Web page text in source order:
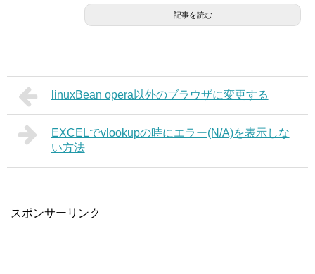
記事を読む
linuxBean opera以外のブラウザに変更する
EXCELでvlookupの時にエラー(N/A)を表示しな
い方法
スポンサーリンク